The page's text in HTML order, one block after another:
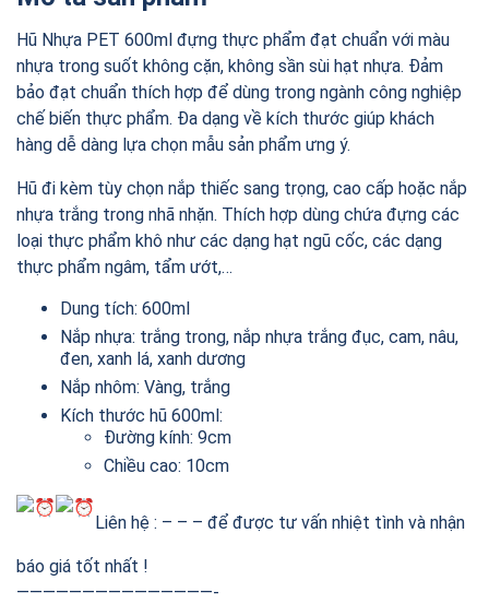
Hũ Nhựa PET 600ml đựng thực phẩm đạt chuẩn với màu
nhựa trong suốt không cặn, không sần sùi hạt nhựa. Đảm
bảo đạt chuẩn thích hợp để dùng trong ngành công nghiệp
chế biến thực phẩm. Đa dạng về kích thước giúp khách
hàng dễ dàng lựa chọn mẫu sản phẩm ưng ý.
Hũ đi kèm tùy chọn nắp thiếc sang trọng, cao cấp hoặc nắp
nhựa trắng trong nhã nhặn. Thích hợp dùng chứa đựng các
loại thực phẩm khô như các dạng hạt ngũ cốc, các dạng
thực phẩm ngâm, tẩm ướt,…
Dung tích: 600ml
Nắp nhựa: trắng trong, nắp nhựa trắng đục, cam, nâu,
đen, xanh lá, xanh dương
Nắp nhôm: Vàng, trắng
Kích thước hũ 600ml:
Đường kính: 9cm
Chiều cao: 10cm
Liên hệ : – – – để được tư vấn nhiệt tình và nhận
báo giá tốt nhất !
———————————————-